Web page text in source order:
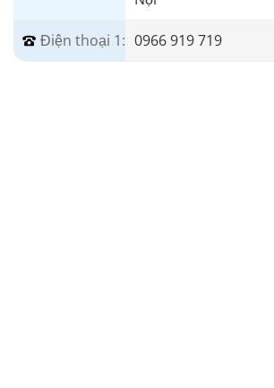
Điện thoại 1: 0966 919 719